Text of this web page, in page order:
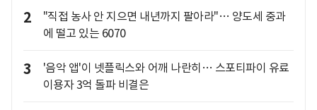
2
"직접 농사 안 지으면 내년까지 팔아라"… 양도세 중과
에 떨고 있는 6070
3
'음악 앱'이 넷플릭스와 어깨 나란히… 스포티파이 유료
이용자 3억 돌파 비결은